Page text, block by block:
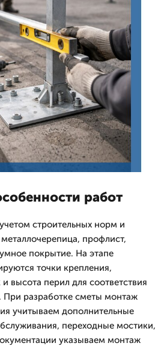
работ
строительных норм и
профлист,
покрытие. На этапе
точки крепления,
высота перил для соответствия
При разработке сметы монтаж
учитываем дополнительные
переходные мостики,
указываем монтаж